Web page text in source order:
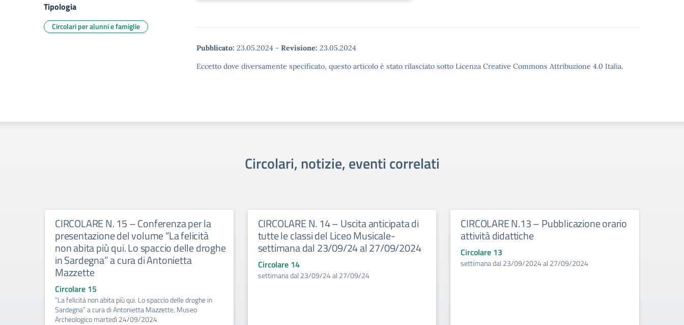
Pubblicato: 23.05.2024 - Revisione: 23.05.2024
Eccetto dove diversamente specificato, questo articolo è stato rilasciato sotto Licenza Creative Commons Attribuzione 4.0 Italia.
Tipologia
Circolari per alunni e famiglie
Circolari, notizie, eventi correlati
CIRCOLARE N. 15 – Conferenza per la
presentazione del volume “La felicità
non abita più qui. Lo spaccio delle droghe
in Sardegna” a cura di Antonietta
Mazzette
Circolare 15
“La felicità non abita più qui. Lo spaccio delle droghe in
Sardegna” a cura di Antonietta Mazzette, Museo
Archeologico martedì 24/09/2024
CIRCOLARE N. 14 – Uscita anticipata di
tutte le classi del Liceo Musicale-
settimana dal 23/09/24 al 27/09/2024
Circolare 14
settimana dal 23/09/24 al 27/09/24
CIRCOLARE N.13 – Pubblicazione orario
attività didattiche
Circolare 13
settimana dal 23/09/2024 al 27/09/2024